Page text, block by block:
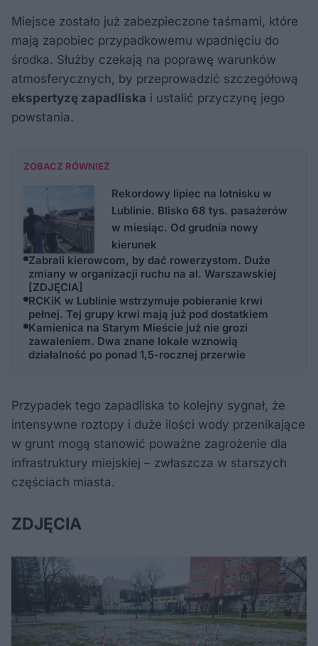
Miejsce zostało już zabezpieczone taśmami, które
mają zapobiec przypadkowemu wpadnięciu do
środka. Służby czekają na poprawę warunków
atmosferycznych, by przeprowadzić szczegółową
ekspertyzę zapadliska i ustalić przyczynę jego
powstania.
ZOBACZ RÓWNIEŻ
Rekordowy lipiec na lotnisku w
Lublinie. Blisko 68 tys. pasażerów
w miesiąc. Od grudnia nowy
kierunek
Zabrali kierowcom, by dać rowerzystom. Duże
zmiany w organizacji ruchu na al. Warszawskiej
[ZDJĘCIA]
RCKiK w Lublinie wstrzymuje pobieranie krwi
pełnej. Tej grupy krwi mają już pod dostatkiem
Kamienica na Starym Mieście już nie grozi
zawaleniem. Dwa znane lokale wznowią
działalność po ponad 1,5-rocznej przerwie
Przypadek tego zapadliska to kolejny sygnał, że
intensywne roztopy i duże ilości wody przenikające
w grunt mogą stanowić poważne zagrożenie dla
infrastruktury miejskiej – zwłaszcza w starszych
częściach miasta.
ZDJĘCIA